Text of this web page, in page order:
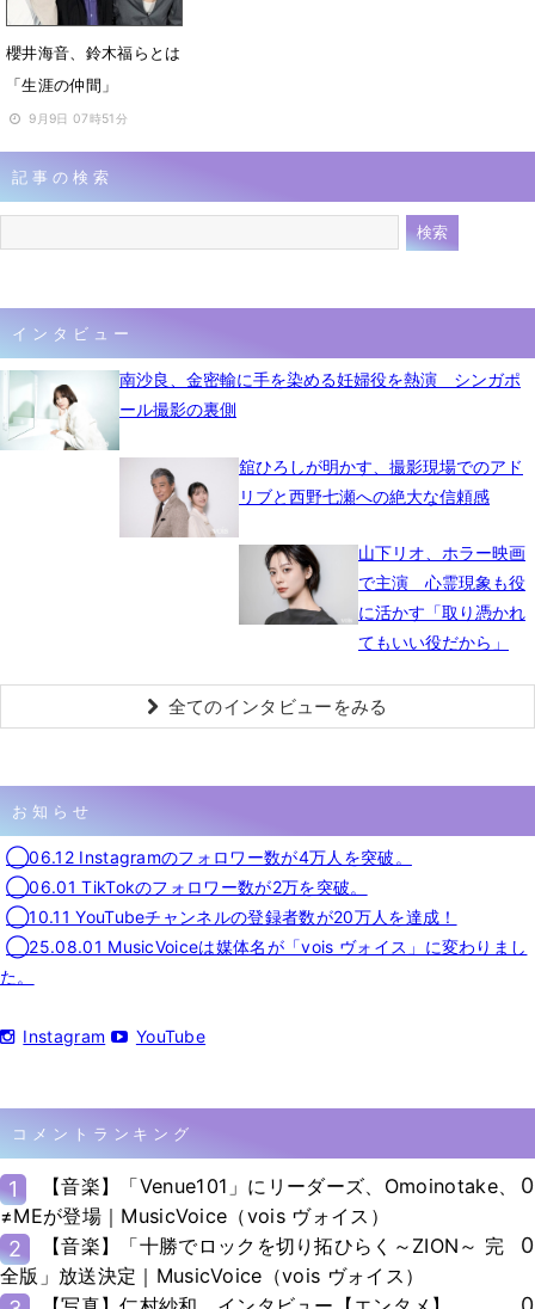
櫻井海音、鈴木福らとは
「生涯の仲間」
9月9日 07時51分
記事の検索
インタビュー
南沙良、金密輸に手を染める妊婦役を熱演 シンガポ
ール撮影の裏側
舘ひろしが明かす、撮影現場でのアド
リブと西野七瀬への絶大な信頼感
山下リオ、ホラー映画
で主演 心霊現象も役
に活かす「取り憑かれ
てもいい役だから」
全てのインタビューをみる
お知らせ
◯06.12 Instagramのフォロワー数が4万人を突破。
◯06.01 TikTokのフォロワー数が2万を突破。
◯10.11 YouTubeチャンネルの登録者数が20万人を達成！
◯25.08.01 MusicVoiceは媒体名が「vois ヴォイス」に変わりまし
た。
Instagram YouTube
コメントランキング
1
【音楽】「Venue101」にリーダーズ、Omoinotake、
≠MEが登場｜MusicVoice（vois ヴォイス）
0
2
【音楽】「十勝でロックを切り拓ひらく～ZION～ 完
全版」放送決定｜MusicVoice（vois ヴォイス）
0